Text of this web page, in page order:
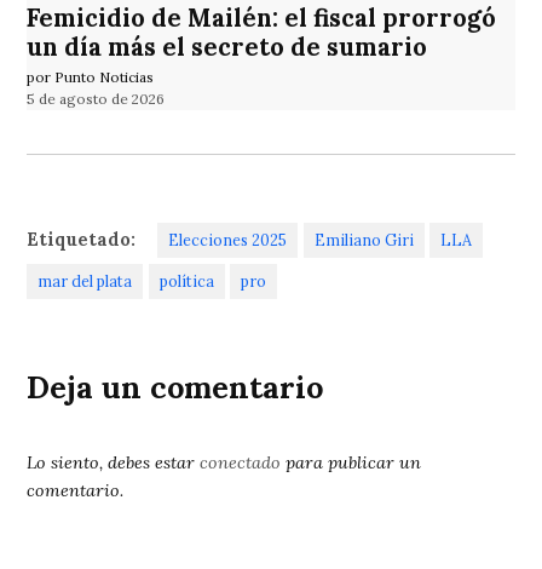
Femicidio de Mailén: el fiscal prorrogó
un día más el secreto de sumario
por Punto Noticias
5 de agosto de 2026
Etiquetado: Elecciones 2025 Emiliano Giri LLA
mar del plata política pro
Deja un comentario
Lo siento, debes estarconectado para publicar un
comentario.